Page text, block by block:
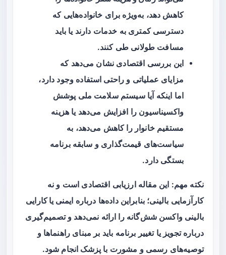
کاهش دهد، به‌ویژه برای خانواده‌هایی که
دسترسی کمتری به خدمات دارند یا باید
مسافت طولانی طی کنند.
این بررسی اقتصادی نشان می‌دهد که
مزایای عملیاتی و راحتی استفاده وجود دارد،
اما اینکه آیا سیستم سلامت ملی پوشش
واکسیناسیون را افزایش می‌دهد یا هزینه
مستقیم خانوار را کاهش می‌دهد، به
سیاست‌های قیمت‌گذاری و سابقه برنامه
بستگی دارد.
نکته مهم: این مقاله ارزیابی اقتصادی است و نه
کارآزمایی بالینی؛ بنابراین داده‌ها درباره ایمنی یا کارایی
بالینی واکسن شش‌گانه را ارائه نمی‌دهد و تصمیم‌گیری
درباره تجویز یا تغییر برنامه باید بر مبنای راهنماها و
توصیه‌های رسمی و مشورت با پزشک انجام شود.